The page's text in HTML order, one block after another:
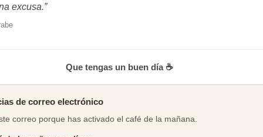
excusa.”
Que tengas un buen día ☕
de correo electrónico
correo porque has activado el café de la mañana.